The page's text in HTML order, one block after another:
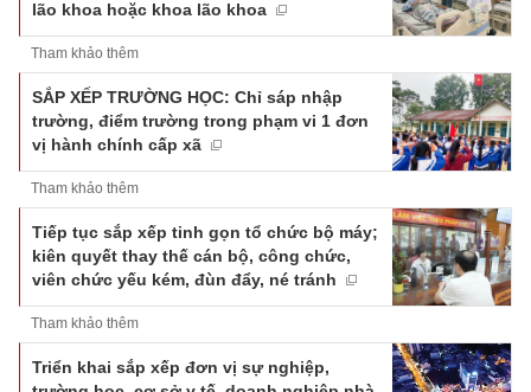
lão khoa hoặc khoa lão khoa
Tham khảo thêm
SẮP XẾP TRƯỜNG HỌC: Chỉ sáp nhập
trường, điểm trường trong phạm vi 1 đơn
vị hành chính cấp xã
Tham khảo thêm
Tiếp tục sắp xếp tinh gọn tổ chức bộ máy;
kiên quyết thay thế cán bộ, công chức,
viên chức yếu kém, đùn đẩy, né tránh
Tham khảo thêm
Triển khai sắp xếp đơn vị sự nghiệp,